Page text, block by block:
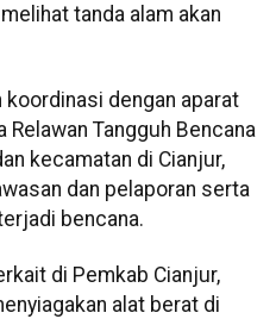
tanda alam akan
dengan aparat
Tangguh Bencana
kecamatan di Cianjur,
dan pelaporan serta
bencana.
di Pemkab Cianjur,
alat berat di